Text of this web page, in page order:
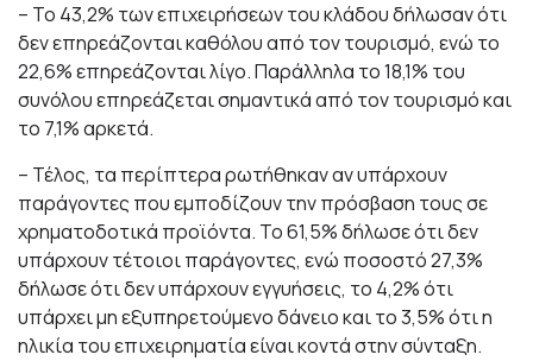
– Το 43,2% των επιχειρήσεων του κλάδου δήλωσαν ότι
δεν επηρεάζονται καθόλου από τον τουρισμό, ενώ το
22,6% επηρεάζονται λίγο. Παράλληλα το 18,1% του
συνόλου επηρεάζεται σημαντικά από τον τουρισμό και
το 7,1% αρκετά.
– Τέλος, τα περίπτερα ρωτήθηκαν αν υπάρχουν
παράγοντες που εμποδίζουν την πρόσβαση τους σε
χρηματοδοτικά προϊόντα. Το 61,5% δήλωσε ότι δεν
υπάρχουν τέτοιοι παράγοντες, ενώ ποσοστό 27,3%
δήλωσε ότι δεν υπάρχουν εγγυήσεις, το 4,2% ότι
υπάρχει μη εξυπηρετούμενο δάνειο και το 3,5% ότι η
ηλικία του επιχειρηματία είναι κοντά στην σύνταξη.